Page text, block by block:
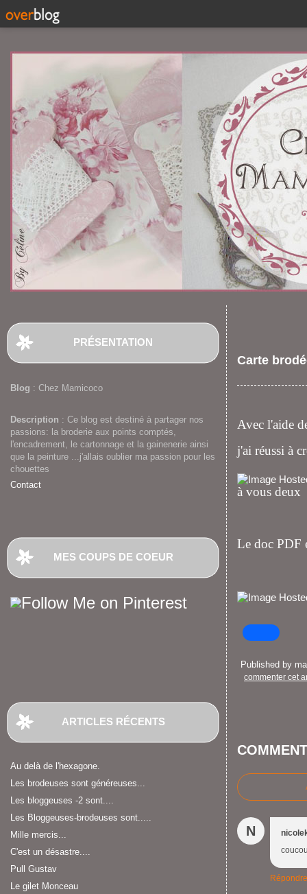
PRÉSENTATION
Blog : Chez Mamicoco
Description : Ce blog est destiné à partager nos
passions: la broderie aux points comptés,
l'encadrement, le cartonnage et la gainenerie ainsi
que la peinture ...j'allais oublier ma passion pour les
chouettes
Contact
MES COUPS DE COEUR
ARTICLES RÉCENTS
Au delà de l'hexagone.
Les brodeuses sont généreuses...
Les bloggeuses -2 sont....
Les Bloggeuses-brodeuses sont.....
Mille mercis...
C'est un désastre....
Pull Gustav
Le gilet Monceau
Carte
Avec l'aide
j'ai réussi à
à vous deux
Le doc PDF
Published by
commenter cet
N
Répondre